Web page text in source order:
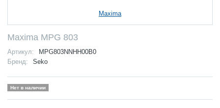
Maxima MPG 803
Артикул:
MPG803NNHH00B0
Бренд:
Seko
Нет в наличии